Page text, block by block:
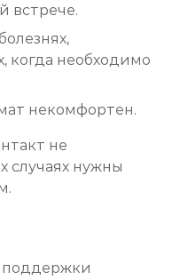
встрече.
когда необходимо
некомфортен.
не
случаях нужны
поддержки